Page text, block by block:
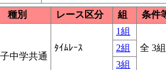
種別 レース区分 組
条件
中学共通
ﾀｲﾑﾚｰｽ
1組
全 3組
2組
3組